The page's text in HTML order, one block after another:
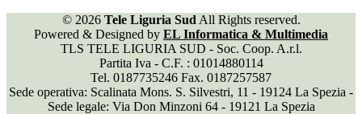
© 2026 Tele Liguria Sud All Rights reserved.
Powered & Designed by EL Informatica & Multimedia
TLS TELE LIGURIA SUD - Soc. Coop. A.r.l.
Partita Iva - C.F. : 01014880114
Tel. 0187735246 Fax. 0187257587
Sede operativa: Scalinata Mons. S. Silvestri, 11 - 19124 La Spezia -
Sede legale: Via Don Minzoni 64 - 19121 La Spezia